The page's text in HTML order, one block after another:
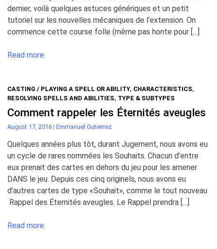
dernier, voilà quelques astuces génériques et un petit
tutoriel sur les nouvelles mécaniques de l’extension. On
commence cette course folle (même pas honte pour […]
Read more.
CASTING / PLAYING A SPELL OR ABILITY, CHARACTERISTICS,
RESOLVING SPELLS AND ABILITIES, TYPE & SUBTYPES
Comment rappeler les Éternités aveugles
August 17, 2016 | Emmanuel Gutierrez
Quelques années plus tôt, durant Jugement, nous avons eu
un cycle de rares nommées les Souhaits. Chacun d’entre
eux prenait des cartes en dehors du jeu pour les amener
DANS le jeu. Depuis ces cinq originels, nous avons eu
d’autres cartes de type «Souhait», comme le tout nouveau
Rappel des Éternités aveugles. Le Rappel prendra […]
Read more.